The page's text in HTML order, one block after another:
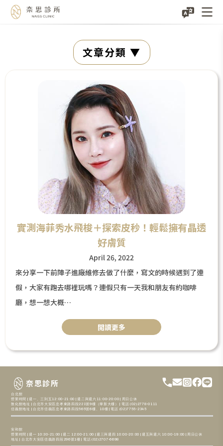
文章分類
實測海菲秀水飛梭＋探索皮秒！輕鬆擁有晶透
好膚質
April 26, 2022
來分享一下前陣子進廠維修去做了什麼，寫文的時候遇到了連
假，大家有跑去哪裡玩嗎？連假只有一天我和朋友有約咖啡
廳，想一想大概…
閲讀更多
奈思診所
台北館
營業時間 | 週一、三到五12:00-21:00 | 週二與週六11:00-20:00 | 周日公休
敦化館地址 | 台北市大安區忠孝東路四段221號9樓（華新大樓） | 電話 (02)2778-0111
信義館地址 | 台北市信義區忠孝東路四段565號6樓、10樓 | 電話 (02)7755-2345
安和館
營業時間 | 週一 10:30-21:00 | 週二 12:00-21:00 | 週三與週四 10:00-20:00 | 週五與週六 10:00-19:00 | 周日公休
地址 | 台北市大安區信義路四段296號1樓 | 電話 (02)2707-6698